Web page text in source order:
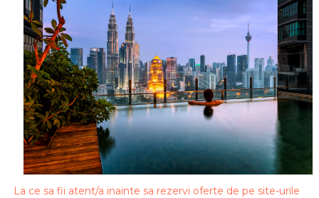
La ce sa fii atent/a inainte sa rezervi oferte de pe site-urile